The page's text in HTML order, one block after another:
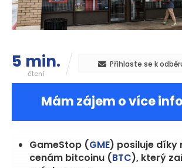
5 min.
čtení
Přihlaste se k
Mám zájem o více
GameStop (GME) posiluje
cenám bitcoinu (BTC), který